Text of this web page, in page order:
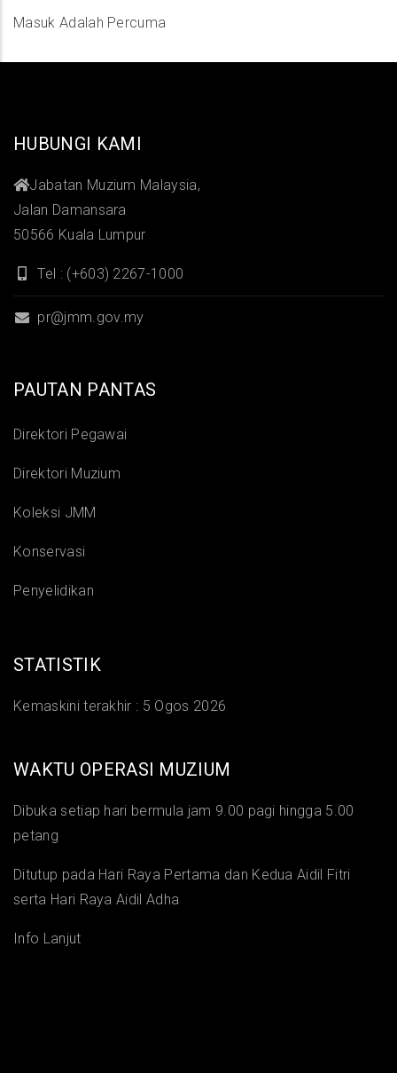
Masuk Adalah Percuma
HUBUNGI KAMI
Jabatan Muzium Malaysia,
Jalan Damansara
50566 Kuala Lumpur
Tel : (+603) 2267-1000
pr@jmm.gov.my
PAUTAN PANTAS
Direktori Pegawai
Direktori Muzium
Koleksi JMM
Konservasi
Penyelidikan
STATISTIK
Kemaskini terakhir : 5 Ogos 2026
WAKTU OPERASI MUZIUM
Dibuka setiap hari bermula jam 9.00 pagi hingga 5.00
petang
Ditutup pada Hari Raya Pertama dan Kedua Aidil Fitri
serta Hari Raya Aidil Adha
Info Lanjut